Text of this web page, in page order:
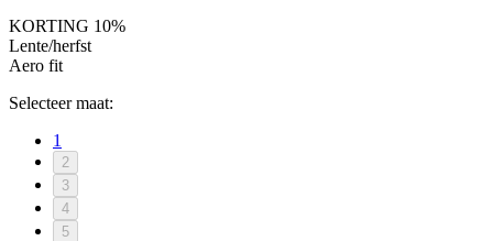
KORTING 10%
Lente/herfst
Aero fit
Selecteer maat:
1
2
3
4
5